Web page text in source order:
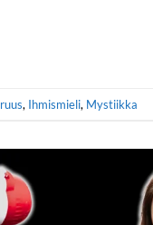
, Ihmismieli, Mystiikka